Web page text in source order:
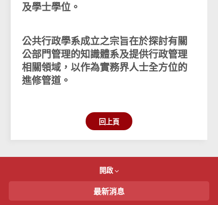
及學士學位。
公共行政學系成立之宗旨在於探討有關
公部門管理的知識體系及提供行政管理
相關領域，以作為實務界人士全方位的
進修管道。
回上頁
開啟
最新消息